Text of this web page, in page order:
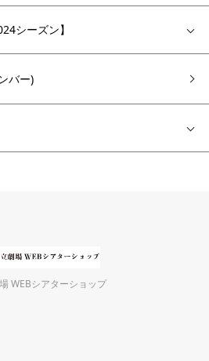
シーズン】
バー)
WEBシアターショップ